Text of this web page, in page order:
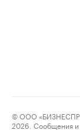
© ООО
2026. Сообщения и